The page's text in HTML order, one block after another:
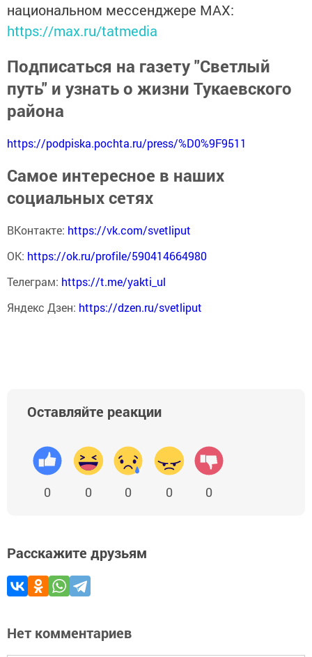
национальном мессенджере MАХ:
https://max.ru/tatmedia
Подписаться на газету "Светлый
путь" и узнать о жизни Тукаевского
района
https://podpiska.pochta.ru/press/%D0%9F9511
Самое интересное в наших
социальных сетях
ВКонтакте: https://vk.com/svetliput
ОК: https://ok.ru/profile/590414664980
Телеграм: https://t.me/yakti_ul
Яндекс Дзен: https://dzen.ru/svetliput
Оставляйте реакции
0 0 0 0 0
Расскажите друзьям
Нет комментариев